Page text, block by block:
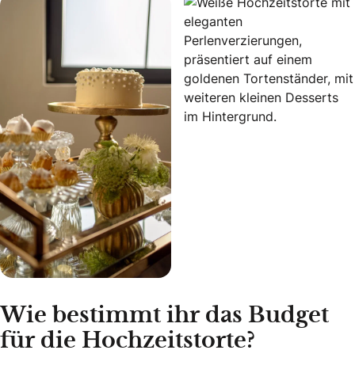
Wie bestimmt ihr das Budget
für die Hochzeitstorte?